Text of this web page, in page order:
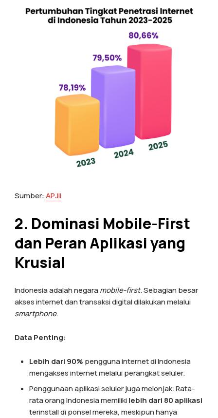
Sumber:APJII
2. Dominasi Mobile-First
dan Peran Aplikasi yang
Krusial
Indonesia adalah negara mobile-first. Sebagian besar
akses internet dan transaksi digital dilakukan melalui
smartphone.
Data Penting:
Lebih dari 90% pengguna internet di Indonesia
mengakses internet melalui perangkat seluler.
Penggunaan aplikasi seluler juga melonjak. Rata-
rata orang Indonesia memilikilebih dari 80 aplikasi
terinstall di ponsel mereka, meskipun hanya